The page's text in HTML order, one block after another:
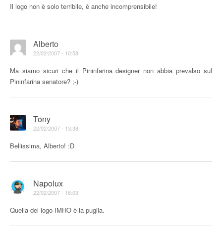
Il logo non è solo terribile, è anche incomprensibile!
Alberto
22/02/2007 - 10:58
Ma siamo sicuri che il Pininfarina designer non abbia prevalso sul
Pininfarina senatore? ;-)
Tony
22/02/2007 - 13:38
Bellissima, Alberto! :D
Napolux
22/02/2007 - 16:03
Quella del logo IMHO è la puglia.